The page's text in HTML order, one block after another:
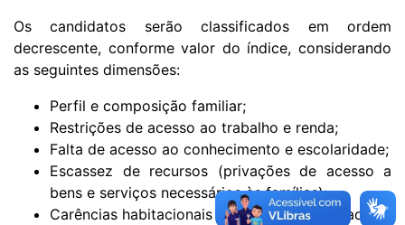
Os candidatos serão classificados em ordem
decrescente, conforme valor do índice, considerando
as seguintes dimensões:
Perfil e composição familiar;
Restrições de acesso ao trabalho e renda;
Falta de acesso ao conhecimento e escolaridade;
Escassez de recursos (privações de acesso a
bens e serviços necessários às famílias);
Carências habitacionais (condições de moradia).